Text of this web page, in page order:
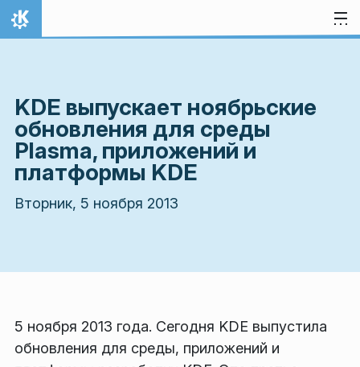
Перейти к содержимому
На главную
KDE выпускает ноябрьские
обновления для среды
Plasma, приложений и
платформы KDE
Вторник, 5 ноября 2013
5 ноября 2013 года. Сегодня KDE выпустила
обновления для среды, приложений и